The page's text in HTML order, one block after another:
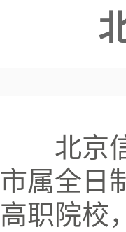
北京
市属全日
高职院校